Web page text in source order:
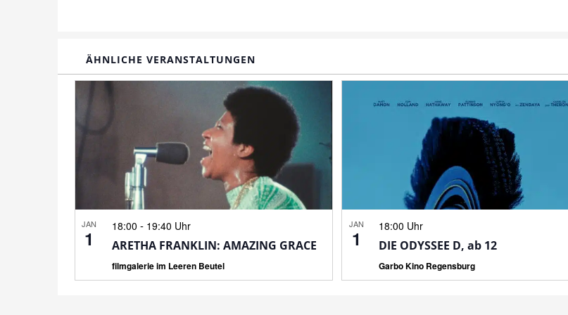
ÄHNLICHE VERANSTALTUNGEN
JAN
1
18:00 - 19:40 Uhr
ARETHA FRANKLIN: AMAZING GRACE
filmgalerie im Leeren Beutel
JAN
1
18:00 Uhr
DIE ODYSSEE D, ab 12
Garbo Kino Regensburg